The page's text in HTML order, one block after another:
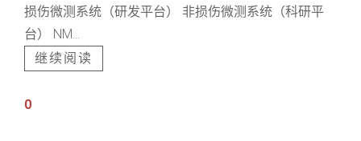
损伤微测系统（研发平台） 非损伤微测系统（科研平
台） NM...
继续阅读
0